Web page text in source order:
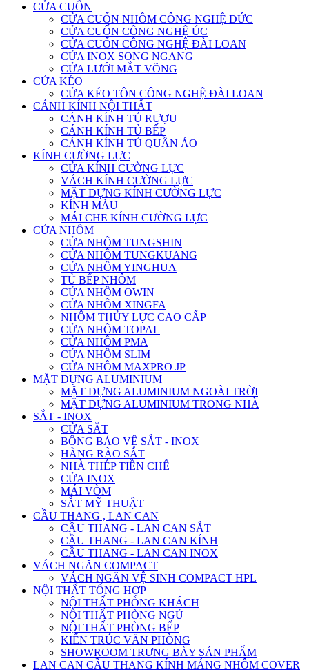
CỬA CUỐN
CỬA CUỐN NHÔM CÔNG NGHỆ ĐỨC
CỬA CUỐN CÔNG NGHỆ ÚC
CỬA CUỐN CÔNG NGHỆ ĐÀI LOAN
CỬA INOX SONG NGANG
CỬA LƯỚI MẮT VÕNG
CỬA KÉO
CỬA KÉO TÔN CÔNG NGHỆ ĐÀI LOAN
CÁNH KÍNH NỘI THẤT
CÁNH KÍNH TỦ RƯỢU
CÁNH KÍNH TỦ BẾP
CÁNH KÍNH TỦ QUẦN ÁO
KÍNH CƯỜNG LỰC
CỬA KÍNH CƯỜNG LỰC
VÁCH KÍNH CƯỜNG LỰC
MẶT DỰNG KÍNH CƯỜNG LỰC
KÍNH MÀU
MÁI CHE KÍNH CƯỜNG LỰC
CỬA NHÔM
CỬA NHÔM TUNGSHIN
CỬA NHÔM TUNGKUANG
CỬA NHÔM YINGHUA
TỦ BẾP NHÔM
CỬA NHÔM OWIN
CỬA NHÔM XINGFA
NHÔM THỦY LỰC CAO CẤP
CỬA NHÔM TOPAL
CỬA NHÔM PMA
CỬA NHÔM SLIM
CỬA NHÔM MAXPRO JP
MẶT DỰNG ALUMINIUM
MẶT DỰNG ALUMINIUM NGOÀI TRỜI
MẶT DỰNG ALUMINIUM TRONG NHÀ
SẮT - INOX
CỬA SẮT
BÔNG BẢO VỆ SẮT - INOX
HÀNG RÀO SẮT
NHÀ THÉP TIỀN CHẾ
CỬA INOX
MÁI VÒM
SẮT MỸ THUẬT
CẦU THANG , LAN CAN
CẦU THANG - LAN CAN SẮT
CẦU THANG - LAN CAN KÍNH
CẦU THANG - LAN CAN INOX
VÁCH NGĂN COMPACT
VÁCH NGĂN VỆ SINH COMPACT HPL
NỘI THẤT TỔNG HỢP
NỘI THẤT PHÒNG KHÁCH
NỘI THẤT PHÒNG NGỦ
NỘI THẤT PHÒNG BẾP
KIẾN TRÚC VĂN PHÒNG
SHOWROOM TRƯNG BÀY SẢN PHẨM
LAN CAN CẦU THANG KÍNH MÁNG NHÔM COVER